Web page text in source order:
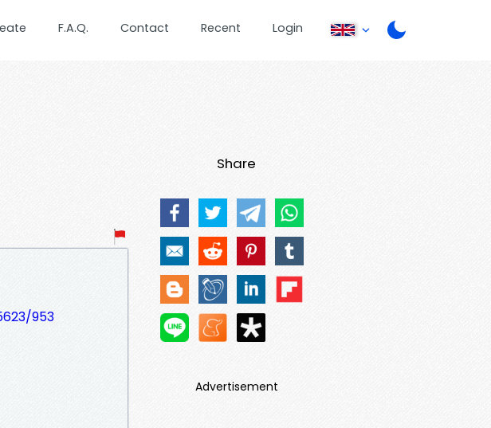
F.A.Q. Contact Recent Login
953
Share
Advertisement